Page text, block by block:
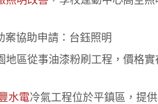
案協助申請：台鈺照明
地區從事油漆粉刷工程，價格
水電冷氣工程位於平鎮區，提